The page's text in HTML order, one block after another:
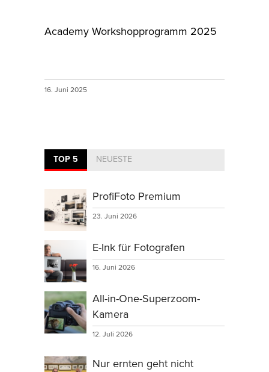
Academy Workshopprogramm 2025
16. Juni 2025
TOP 5 NEUESTE
ProfiFoto Premium
23. Juni 2026
E-Ink für Fotografen
16. Juni 2026
All-in-One-Superzoom-
Kamera
12. Juli 2026
Nur ernten geht nicht